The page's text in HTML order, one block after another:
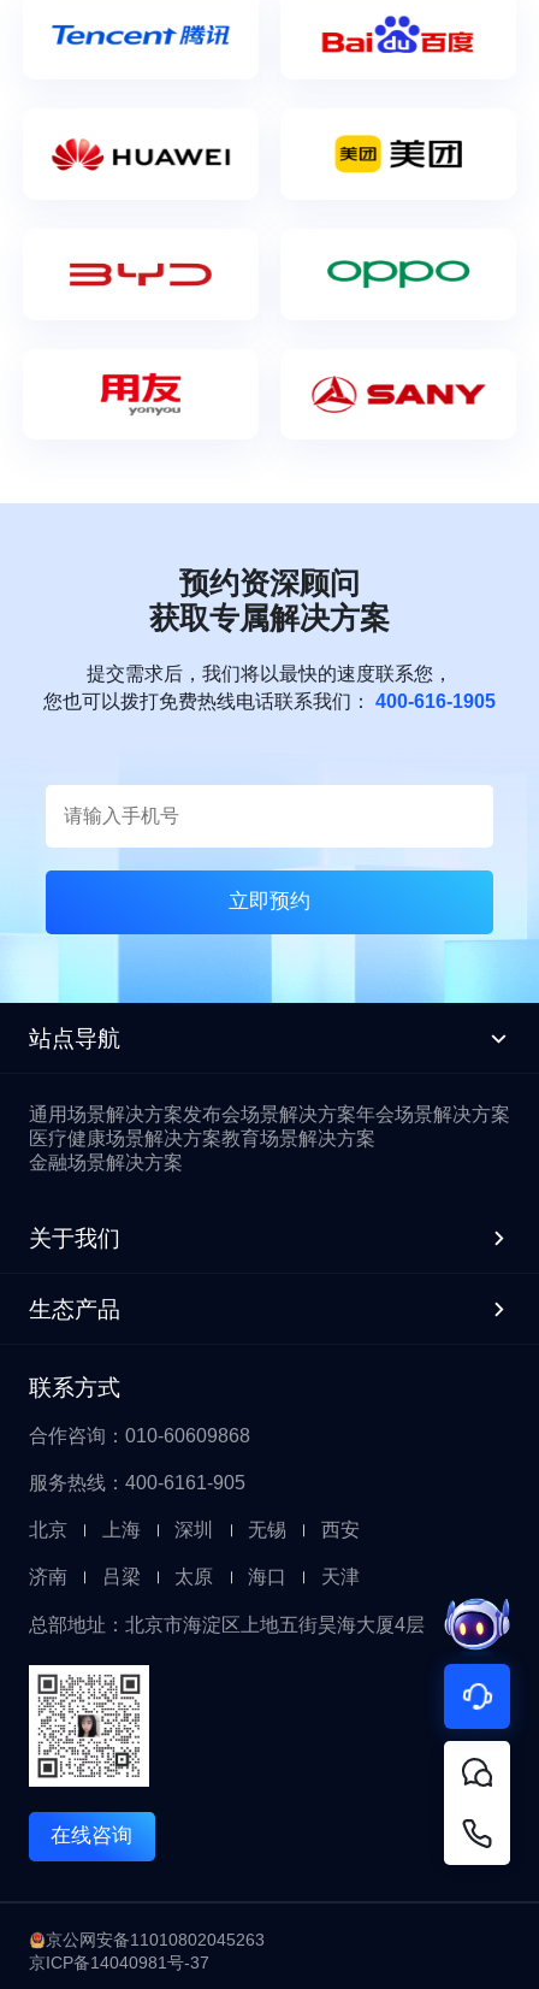
预约资深顾问
获取专属解决方案
提交需求后，我们将以最快的速度联系您，
您也可以拨打免费热线电话联系我们：
400-616-1905
立即预约
站点导航
通用场景解决方案发布会场景解决方案年会场景解决方案
医疗健康场景解决方案教育场景解决方案
金融场景解决方案
关于我们
生态产品
联系方式
合作咨询：010-60609868
服务热线：400-6161-905
北京 上海 深圳 无锡 西安
济南 吕梁 太原 海口 天津
总部地址：北京市海淀区上地五街昊海大厦4层
在线咨询
京公网安备11010802045263
京ICP备14040981号-37